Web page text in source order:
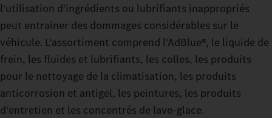
l'utilisation d'ingrédients ou lubrifiants inappropriés
peut entraîner des dommages considérables sur le
véhicule. L'assortiment comprend l'AdBlue®, le liquide de
frein, les fluides et lubrifiants, les colles, les produits
pour le nettoyage de la climatisation, les produits
anticorrosion et antigel, les peintures, les produits
d'entretien et les concentrés de lave-glace.